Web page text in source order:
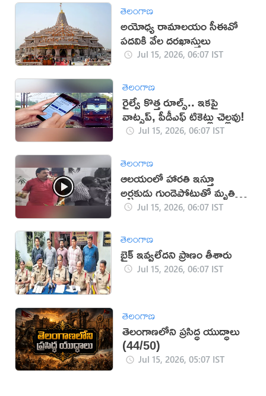
తెలంగాణ
అయోధ్య రామాలయం సీఈవో
పదవికి వేల దరఖాస్తులు
Jul 15, 2026, 06:07 IST
తెలంగాణ
రైల్వే కొత్త రూల్స్.. ఇకపై
వాట్సప్, పీడీఎఫ్ టికెట్లు చెల్లవు!
Jul 15, 2026, 06:07 IST
తెలంగాణ
ఆలయంలో హారతి ఇస్తూ
అర్చకుడు గుండెపోటుతో మృతి
(వీడియో)
Jul 15, 2026, 06:07 IST
తెలంగాణ
బైక్ ఇవ్వలేదని ప్రాణం తీశారు
Jul 15, 2026, 06:07 IST
తెలంగాణ
తెలంగాణలోని ప్రసిద్ధ యుద్ధాలు
(44/50)
Jul 15, 2026, 05:07 IST